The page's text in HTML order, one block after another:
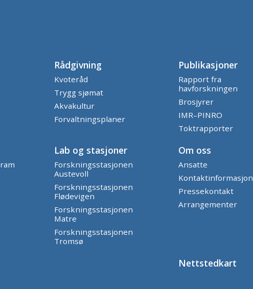
Rådgivning
Kvoteråd
Trygg sjømat
Akvakultur
Forvaltningsplaner
Publikasjoner
Rapport fra
havforskningen
Brosjyrer
IMR–PINRO
Toktrapporter
Lab og stasjoner
Forskningsstasjonen
Austevoll
Forskningsstasjonen
Flødevigen
Forskningsstasjonen
Matre
Forskningsstasjonen
Tromsø
Om oss
Ansatte
Kontaktinformasjon
Pressekontakt
Arrangementer
Nettstedkart